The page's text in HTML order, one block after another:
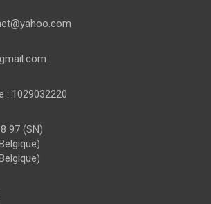
: 1029032220
97 (SN)